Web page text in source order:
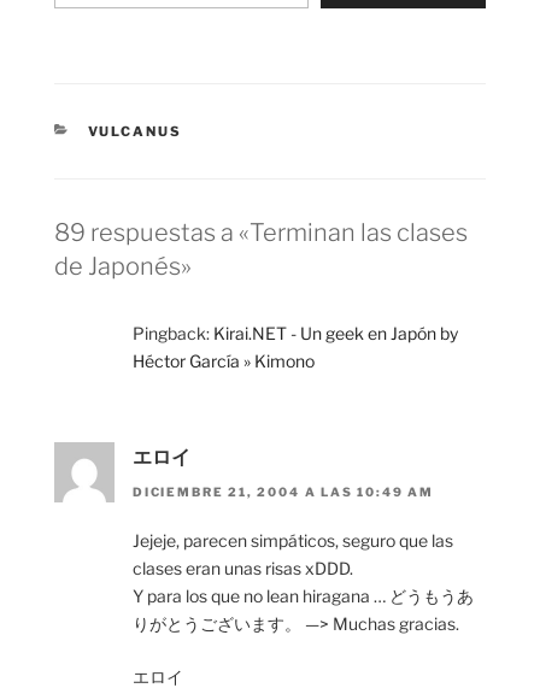
CATEGORÍAS
VULCANUS
89 respuestas a «Terminan las clases
de Japonés»
Pingback: Kirai.NET - Un geek en Japón by
Héctor García » Kimono
エロイ
DICIEMBRE 21, 2004 A LAS 10:49 AM
Jejeje, parecen simpáticos, seguro que las
clases eran unas risas xDDD.
Y para los que no lean hiragana … どうもうあ
りがとうございます。 —> Muchas gracias.
エロイ